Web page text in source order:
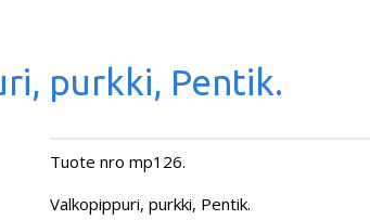
purkki, Pentik.
Tuote nro mp126.
Valkopippuri, purkki, Pentik.